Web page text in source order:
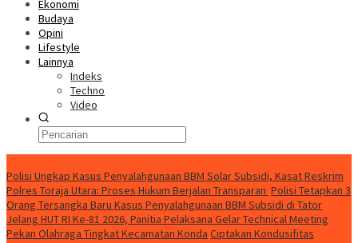
Ekonomi
Budaya
Opini
Lifestyle
Lainnya
Indeks
Techno
Video
Polisi Ungkap Kasus Penyalahgunaan BBM Solar Subsidi, Kasat Reskrim
Polres Toraja Utara: Proses Hukum Berjalan Transparan Polisi Tetapkan 3
Orang Tersangka Baru Kasus Penyalahgunaan BBM Subsidi di Tator
Jelang HUT RI Ke-81 2026, Panitia Pelaksana Gelar Technical Meeting
Pekan Olahraga Tingkat Kecamatan Konda Ciptakan Kondusifitas